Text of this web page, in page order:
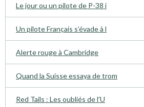
Le jour ou un pilote de P-38 i
Un pilote Français s’évade à l
Alerte rouge à Cambridge
Quand la Suisse essaya de trom
Red Tails : Les oubliés de l'U